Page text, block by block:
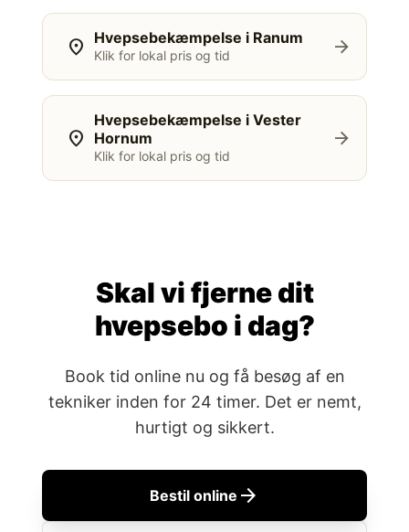
location_on Hvepsebekæmpelse i Ranum
Klik for lokal pris og tid arrow_forward
location_on
Hvepsebekæmpelse i Vester
Hornum
Klik for lokal pris og tid
arrow_forward
Skal vi fjerne dit
hvepsebo i dag?
Book tid online nu og få besøg af en
tekniker inden for 24 timer. Det er nemt,
hurtigt og sikkert.
Bestil online arrow_forward